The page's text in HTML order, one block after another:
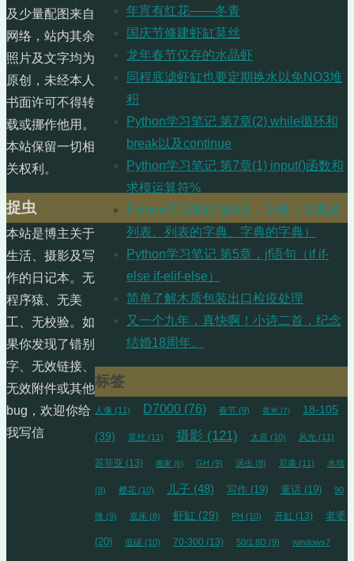
年宵有红花——冬青
国庆节修建虾缸莫丝
龙年春节仅存的水晶虾
同程底滤虾缸也要定期换水以免NO3堆
积
Python学习笔记 第7章(2) while循环和
break以及continue
Python学习笔记 第7章(1) input()函数和
求模运算符%
Python学习笔记 第6章，字典（字典的
列表、列表的字典、字典的字典）
Python学习笔记 第5章，jf语句（if if-
else if-elif-else）
简单了解木质包装出口检疫处理
又一个九年，真快啊！小诗二首，纪念
结婚18周年。
标签
人像 (11) D7000 (76) 春节 (9) 黄米 (7) 18-105
(39) 莫丝 (11) 摄影 (121) 太原 (10) 风光 (11)
苏菲亚 (13) 搬家 (6) GH (9) 涡虫 (8) 尼康 (11) 水培
(8) 樱花 (10) 儿子 (48) 写作 (19) 童话 (19) 90
微 (9) 底床 (8) 虾缸 (29) PH (10) 开缸 (13) 老婆
(20) 低碳 (10) 70-300 (13) 50/1.8D (9) windows7
及少量配图来自
网络，站内其余
照片及文字均为
原创，未经本人
书面许可不得转
载或挪作他用。
本站保留一切相
关权利。
捉虫
本站是博主关于
生活、摄影及写
作的日记本。无
程序猿、无美
工、无校验。如
果你发现了错别
字、无效链接、
无效附件或其他
bug，欢迎你给
我写信